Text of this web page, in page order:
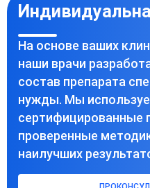
На основе ваших
наши врачи
состав препарата
нужды. Мы
сертифицированные
проверенные
наилучших